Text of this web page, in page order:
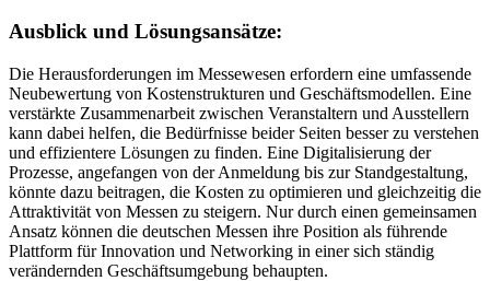
Ausblick und Lösungsansätze:
Die Herausforderungen im Messewesen erfordern eine umfassende
Neubewertung von Kostenstrukturen und Geschäftsmodellen. Eine
verstärkte Zusammenarbeit zwischen Veranstaltern und Ausstellern
kann dabei helfen, die Bedürfnisse beider Seiten besser zu verstehen
und effizientere Lösungen zu finden. Eine Digitalisierung der
Prozesse, angefangen von der Anmeldung bis zur Standgestaltung,
könnte dazu beitragen, die Kosten zu optimieren und gleichzeitig die
Attraktivität von Messen zu steigern. Nur durch einen gemeinsamen
Ansatz können die deutschen Messen ihre Position als führende
Plattform für Innovation und Networking in einer sich ständig
verändernden Geschäftsumgebung behaupten.